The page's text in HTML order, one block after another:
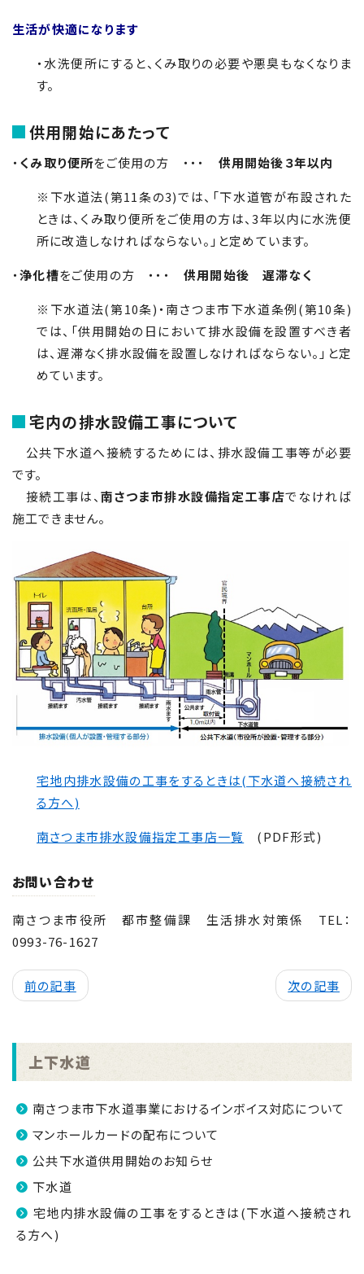
生活が快適になります
・水洗便所にすると、くみ取りの必要や悪臭もなくなりま
す。
供用開始にあたって
・ くみ取り便所をご使用の方 ・・・ 供用開始後３年以内
※下水道法(第11条の3)では、「下水道管が布設された
ときは、くみ取り便所をご使用の方は、3年以内に水洗便
所に改造しなければならない。」と定めています。
・浄化槽をご使用の方 ・・・供用開始後 遅滞なく
※下水道法(第10条)・南さつま市下水道条例(第10条)
では、「供用開始の日において排水設備を設置すべき者
は、遅滞なく排水設備を設置しなければならない。」と定
めています。
宅内の排水設備工事について
公共下水道へ接続するためには、排水設備工事等が必要
です。
接続工事は、南さつま市排水設備指定工事店でなければ
施工できません。
宅地内排水設備の工事をするときは(下水道へ接続され
る方へ)
南さつま市排水設備指定工事店一覧
(PDF形式)
お問い合わせ
南さつま市役所 都市整備課 生活排水対策係 TEL：
0993-76-1627
前の記事 次の記事
上下水道
南さつま市下水道事業におけるインボイス対応について
マンホールカードの配布について
公共下水道供用開始のお知らせ
下水道
宅地内排水設備の工事をするときは(下水道へ接続され
る方へ)